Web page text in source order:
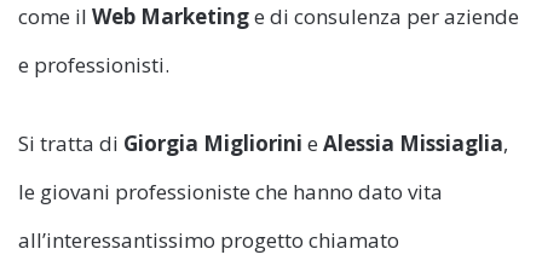
come il Web Marketinge di consulenza per aziende
e professionisti.
Si tratta di Giorgia Migliorini e Alessia Missiaglia,
le giovani professioniste che hanno dato vita
all’interessantissimo progetto chiamato